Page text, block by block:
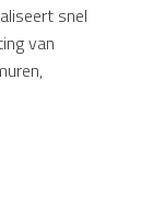
snel
van